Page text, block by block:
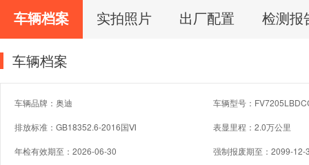
车辆档案 实拍照片 出厂配置 检测报
车辆档案
车辆品牌：奥迪 车辆型号：
排放标准：GB18352.6-2016国Ⅵ 表显里程：2.0万公里
年检有效期至：2026-06-30 强制报废期至：2099-12-